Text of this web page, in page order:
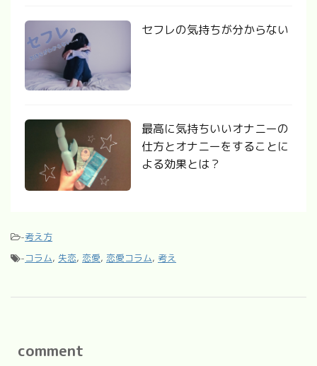
セフレの気持ちが分からない
最高に気持ちいいオナニーの
仕方とオナニーをすることに
よる効果とは？
-考え方
-コラム, 失恋, 恋愛, 恋愛コラム, 考え
comment